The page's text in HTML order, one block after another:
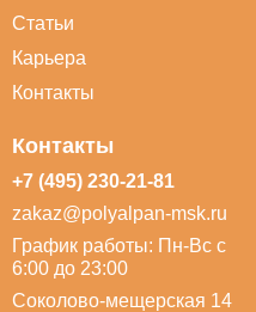
Статьи
Карьера
Контакты
Контакты
+7 (495) 230-21-81
zakaz@polyalpan-msk.ru
График работы: Пн-Вс с
6:00 до 23:00
Соколово-мещерская 14